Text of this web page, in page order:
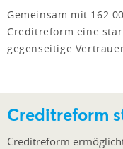
Gemeinsam mit
Creditreform eine
gegenseitige
Creditreform
Creditreform